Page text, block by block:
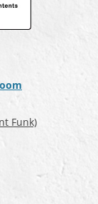
Funk)